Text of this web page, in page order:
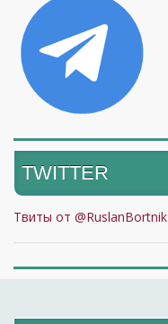
TWITTER
Твиты от @RuslanBortnik